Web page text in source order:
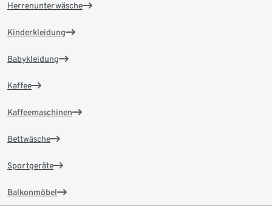
Herrenunterwäsche
Kinderkleidung
Babykleidung
Kaffee
Kaffeemaschinen
Bettwäsche
Sportgeräte
Balkonmöbel